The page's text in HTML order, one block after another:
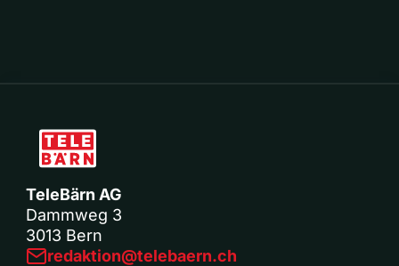
TeleBärn AG
Dammweg 3
3013 Bern
redaktion@telebaern.ch